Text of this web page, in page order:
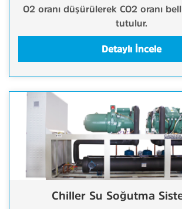
O2 oranı düşürülerek CO2 oranı
tutulur.
Detaylı İncele
Chiller Su Soğutma